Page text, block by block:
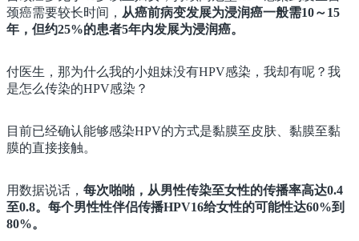
颈癌需要较长时间， 从癌前病变发展为浸润癌一般需10～15
年，但约25%的患者5年内发展为浸润癌。
付医生，那为什么我的小姐妹没有HPV感染，我却有呢？我
是怎么传染的HPV感染？
目前已经确认能够感染HPV的方式是黏膜至皮肤、黏膜至黏
膜的直接接触。
用数据说话， 每次啪啪，从男性传染至女性的传播率高达0.4
至0.8。每个男性性伴侣传播HPV16给女性的可能性达60%到
80%。